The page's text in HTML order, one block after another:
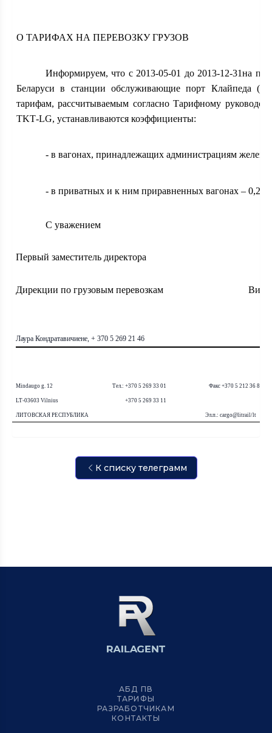
О ТАРИФАХ НА ПЕРЕВОЗКУ ГРУЗОВ
Информируем, что с 2013-05-01 до 2013-12-31на
Беларуси в станции обслуживающие порт Клайпеда
тарифам, рассчитываемым согласно Тарифному
TKT-LG, устанавливаются коэффициенты:
- в вагонах, принадлежащих администрациям
- в приватных и к ним приравненных вагонах – 0,268.
С уважением
Первый заместитель директора
Дирекции по грузовым перевозкам
Лаура Кондратавичиене, + 370 5 269 21 46
Mindaugo g. 12 Тел.: +370 5 269 33 01 Факс +370 5 212 36 83
LT-03603 Vilnius+370 5 269 33
ЛИТОВСКАЯ РЕСПУБЛИКА Эл.п.: cargo@litrail/lt
К списку телеграмм
АБД ПВ
ТАРИФЫ
РАЗРАБОТЧИКАМ
КОНТАКТЫ